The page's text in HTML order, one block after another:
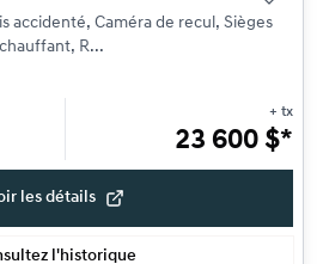
accidenté, Caméra de recul, Sièges
R...
+ tx
23 600 $*
les détails
l'historique